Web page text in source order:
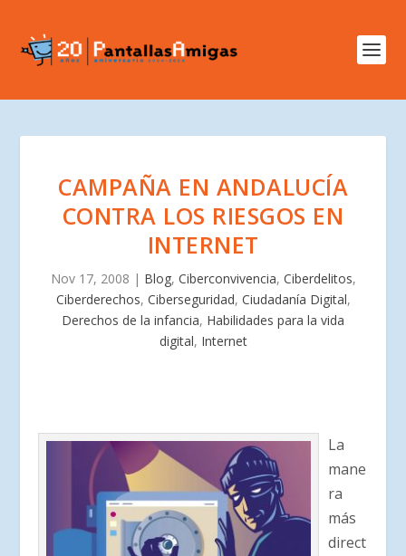
CAMPAÑA EN ANDALUCÍA
CONTRA LOS RIESGOS EN
INTERNET
Nov 17, 2008 | Blog, Ciberconvivencia, Ciberdelitos,
Ciberderechos, Ciberseguridad, Ciudadanía Digital,
Derechos de la infancia, Habilidades para la vida
digital, Internet
La
mane
ra
más
direct